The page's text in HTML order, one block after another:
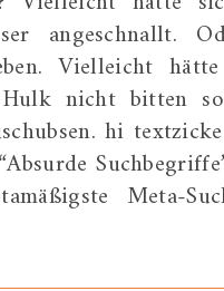
angeschnallt.
Vielleicht
nicht bitten
hi
Meta-